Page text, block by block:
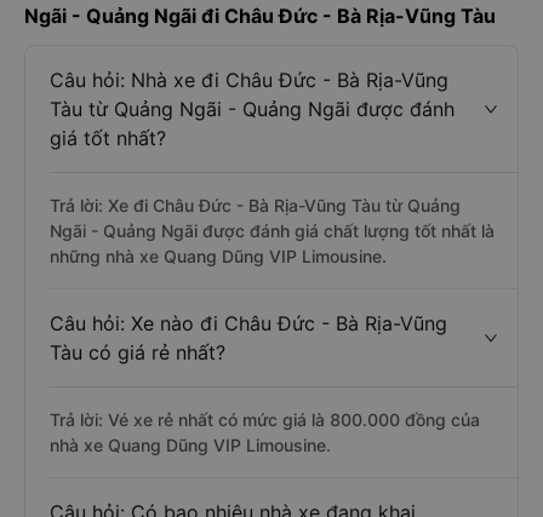
Ngãi - Quảng Ngãi đi Châu Đức - Bà Rịa-Vũng Tàu
Câu hỏi: Nhà xe đi Châu Đức - Bà Rịa-Vũng
Tàu từ Quảng Ngãi - Quảng Ngãi được đánh
giá tốt nhất?
Trả lời: Xe đi Châu Đức - Bà Rịa-Vũng Tàu từ Quảng
Ngãi - Quảng Ngãi được đánh giá chất lượng tốt nhất là
những nhà xe Quang Dũng VIP Limousine.
Câu hỏi: Xe nào đi Châu Đức - Bà Rịa-Vũng
Tàu có giá rẻ nhất?
Trả lời: Vé xe rẻ nhất có mức giá là 800.000 đồng của
nhà xe Quang Dũng VIP Limousine.
Câu hỏi: Có bao nhiêu nhà xe đang khai